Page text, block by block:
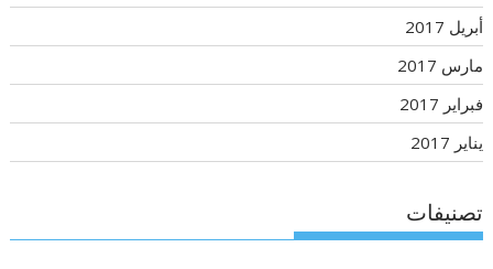
أبريل 2017
مارس 2017
فبراير 2017
يناير 2017
تصنيفات